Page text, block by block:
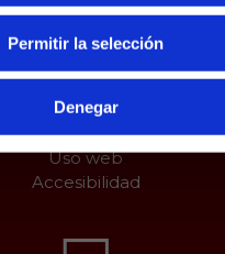
Permitir la selección
Denegar
Aviso Legal
Política de Cookies
Protección de datos
Uso web
Accesibilidad